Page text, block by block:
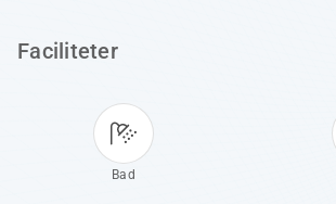
Faciliteter
Bad